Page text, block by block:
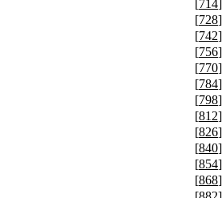
[714
[728
[742
[756
[770
[784
[798
[812
[826
[840
[854
[868